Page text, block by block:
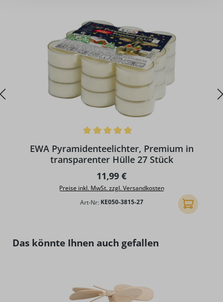
EWA Pyramidenteelichter, Premium in
transparenter Hülle 27 Stück
Regulärer Preis:
11,99 €
Preise inkl. MwSt. zzgl. Versandkosten
Art-Nr: KE050-3815-27 In den
Produktgalerie überspringen
Das könnte Ihnen auch gefallen